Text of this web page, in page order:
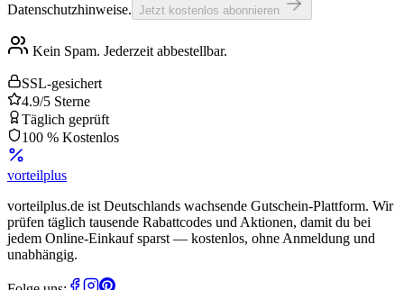
Datenschutzhinweise. Jetzt kostenlos abonnieren
Kein Spam. Jederzeit abbestellbar.
SSL-gesichert
4.9/5 Sterne
Täglich geprüft
100 % Kostenlos
vorteilplus
vorteilplus.de ist Deutschlands wachsende Gutschein-Plattform. Wir
prüfen täglich tausende Rabattcodes und Aktionen, damit du bei
jedem Online-Einkauf sparst — kostenlos, ohne Anmeldung und
unabhängig.